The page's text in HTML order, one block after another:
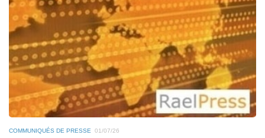
COMMUNIQUÉS DE PRESSE 01/07/26